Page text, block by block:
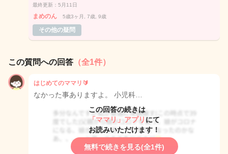
最終更新：5月11日
まめのん 5歳3ヶ月, 7歳, 9歳
その他の疑問
この質問への回答 （全1件）
はじめてのママリ🔰
なかった事ありますよ。 小児科…
この回答の続きは
「ママリ」アプリ にて
お読みいただけます！
無料で続きを見る(全1件)